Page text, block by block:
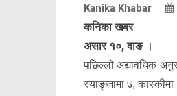
Kanika Khabar
कनिका खबर
असार १०, दाङ ।
पछिल्लो अद्यावधिक
स्याङ्जामा ७,